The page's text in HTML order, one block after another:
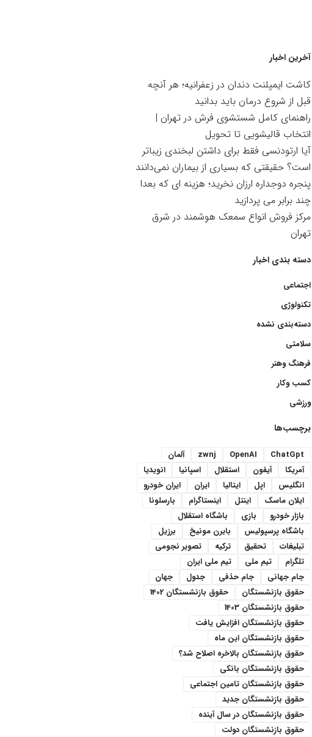
آخرین اخبار
کاشت ایمپلنت دندان در زعفرانیه؛ هر آنچه
قبل از شروع درمان باید بدانید
راهنمای کامل شستشوی فرش در تهران |
انتخاب قالیشویی تا تحویل
آیا ارتودنسی فقط برای داشتن لبخندی زیباتر
است؟ حقیقتی که بسیاری از بیماران نمی‌دانند
پنجره دوجداره ارزان نخرید؛ هزینه ای که بعدا
چند برابر می پردازید
مرکز فروش انواع سمعک هوشمند در شرق
تهران
دسته بندی اخبار
اجتماعی
تکنولوژی
دسته‌بندی نشده
سلامتی
فرهنگ وهنر
کسب وکار
ورزشی
برچسب‌ها
ChatGpt
OpenAI
zwnj
آلمان
آمریکا
آیفون استقلال اسپانیا
انویدیا
انگلیس
اپل ایتالیا ایران
ایران خودرو
ایلان ماسک
اینتل اینستاگرام
بارسلونا
بازار خودرو
بازی
باشگاه استقلال
باشگاه پرسپولیس
بایرن مونیخ
برزیل
تبلیغات
تحقیق ترکیه
تصویر نجومی
تلگرام
تیم ملی
تیم ملی ایران
جام جهانی
جام حذفی جدول
جهان
حقوق بازنشستگان
حقوق بازنشستگان 1402
حقوق بازنشستگان 1403
حقوق بازنشستگان افزایش یافت
حقوق بازنشستگان این ماه
حقوق بازنشستگان بالاخره اصلاح شد؟
حقوق بازنشستگان بانکی
حقوق بازنشستگان تامین اجتماعی
حقوق بازنشستگان جدید
حقوق بازنشستگان در سال آینده
حقوق بازنشستگان دولت